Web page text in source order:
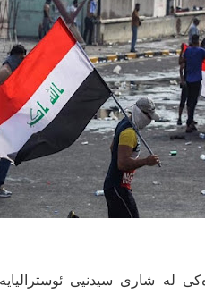
لە شاری سیدنیی